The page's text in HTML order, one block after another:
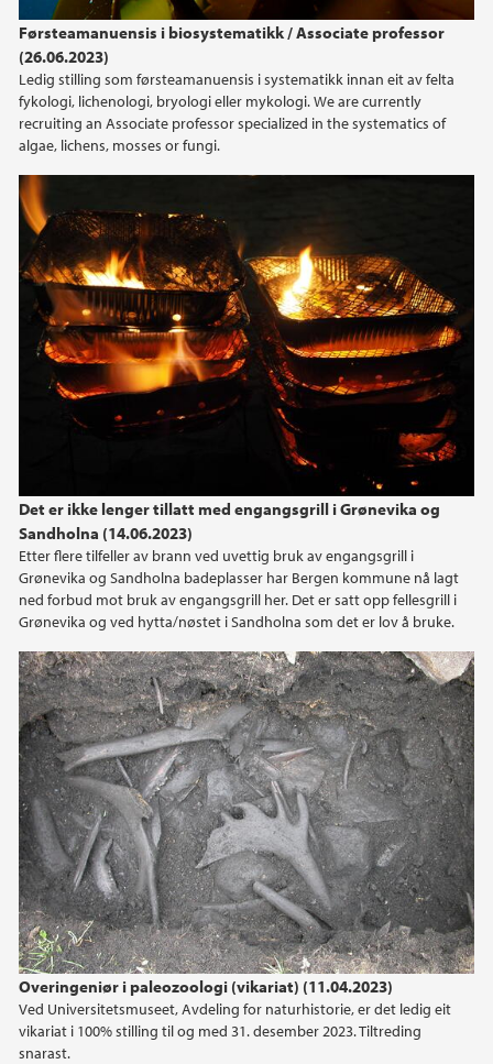
Førsteamanuensis i biosystematikk / Associate professor
(26.06.2023)
Ledig stilling som førsteamanuensis i systematikk innan eit av felta
fykologi, lichenologi, bryologi eller mykologi. We are currently
recruiting an Associate professor specialized in the systematics of
algae, lichens, mosses or fungi.
Det er ikke lenger tillatt med engangsgrill i Grønevika og
Sandholna (14.06.2023)
Etter flere tilfeller av brann ved uvettig bruk av engangsgrill i
Grønevika og Sandholna badeplasser har Bergen kommune nå lagt
ned forbud mot bruk av engangsgrill her. Det er satt opp fellesgrill i
Grønevika og ved hytta/nøstet i Sandholna som det er lov å bruke.
Overingeniør i paleozoologi (vikariat) (11.04.2023)
Ved Universitetsmuseet, Avdeling for naturhistorie, er det ledig eit
vikariat i 100% stilling til og med 31. desember 2023. Tiltreding
snarast.
2021
2020